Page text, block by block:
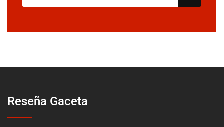
Reseña Gaceta